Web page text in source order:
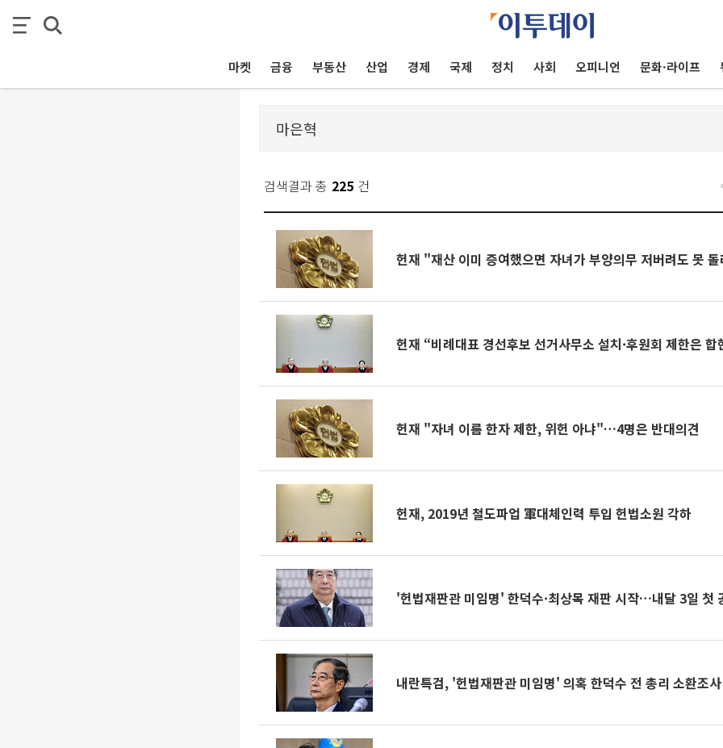
마켓 금융 부동산 산업 경제 국제 정치 사회 오피니언 문화·라이프
검색결과 총 225 건
헌재 "재산 이미 증여했으면 자녀가 부양의무 저버려도 못
헌재 “비례대표 경선후보 선거사무소 설치·후원회 제한은 합
헌재 "자녀 이름 한자 제한, 위헌 아냐"…4명은 반대의견
헌재, 2019년 철도파업 軍대체인력 투입 헌법소원 각하
'헌법재판관 미임명' 한덕수·최상목 재판 시작…내달 3일 첫
내란특검, '헌법재판관 미임명' 의혹 한덕수 전 총리 소환조사